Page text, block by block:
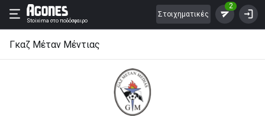
Stoixima στο ποδόσφαιρο
Στοιχηματικές
2
Γκαζ Μέταν Μέντιας